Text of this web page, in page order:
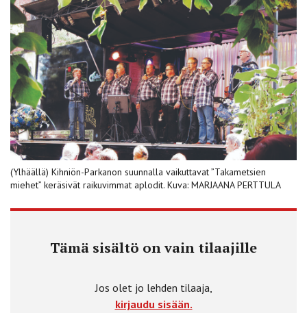
(Ylhäällä) Kihniön-Parkanon suunnalla vaikuttavat ”Takametsien
miehet” keräsivät raikuvimmat aplodit. Kuva: MARJAANA PERTTULA
Tämä sisältö on vain tilaajille
Jos olet jo lehden tilaaja,
kirjaudu sisään.